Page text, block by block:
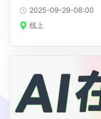
2025-09-29-08:00
线上